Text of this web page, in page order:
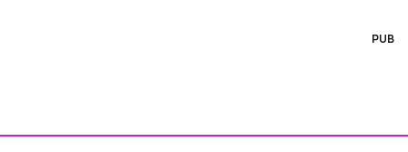
PUB